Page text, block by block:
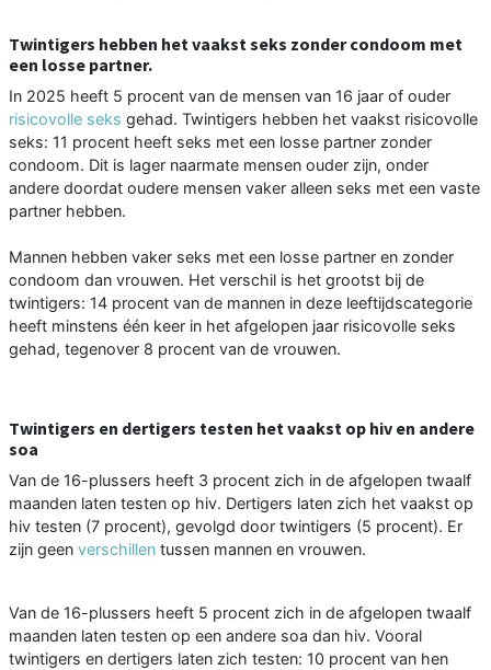
Twintigers hebben het vaakst seks zonder condoom met
een losse partner.
In 2025 heeft 5 procent van de mensen van 16 jaar of ouder
risicovolle seks gehad. Twintigers hebben het vaakst risicovolle
seks: 11 procent heeft seks met een losse partner zonder
condoom. Dit is lager naarmate mensen ouder zijn, onder
andere doordat oudere mensen vaker alleen seks met een vaste
partner hebben.
Mannen hebben vaker seks met een losse partner en zonder
condoom dan vrouwen. Het verschil is het grootst bij de
twintigers: 14 procent van de mannen in deze leeftijdscategorie
heeft minstens één keer in het afgelopen jaar risicovolle seks
gehad, tegenover 8 procent van de vrouwen.
Twintigers en dertigers testen het vaakst op hiv en andere
soa
Van de 16-plussers heeft 3 procent zich in de afgelopen twaalf
maanden laten testen op hiv. Dertigers laten zich het vaakst op
hiv testen (7 procent), gevolgd door twintigers (5 procent). Er
zijn geen verschillen tussen mannen en vrouwen.
Van de 16-plussers heeft 5 procent zich in de afgelopen twaalf
maanden laten testen op een andere soa dan hiv. Vooral
twintigers en dertigers laten zich testen: 10 procent van hen